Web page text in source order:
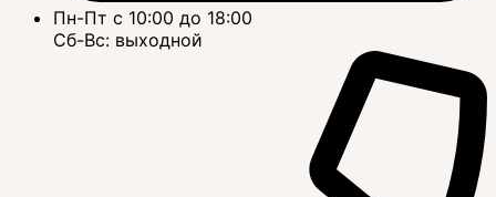
Пн-Пт с 10:00 до 18:00
Сб-Вс: выходной